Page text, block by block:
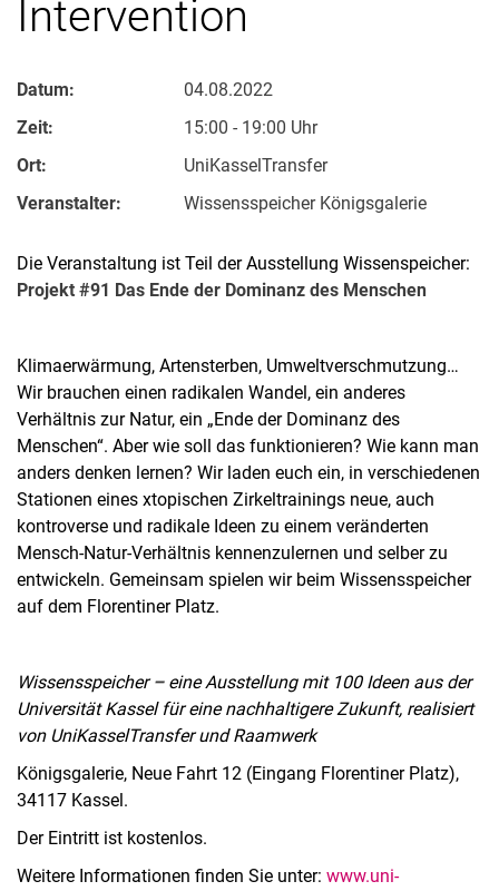
Intervention
Datum:
04.08.2022
Zeit:
15:00 - 19:00 Uhr
Ort:
UniKasselTransfer
Veranstalter:
Wissensspeicher Königsgalerie
Die Veranstaltung ist Teil der Ausstellung Wissenspeicher:
Projekt #91 Das Ende der Dominanz des Menschen
Klimaerwärmung, Artensterben, Umweltverschmutzung…
Wir brauchen einen radikalen Wandel, ein anderes
Verhältnis zur Natur, ein „Ende der Dominanz des
Menschen“. Aber wie soll das funktionieren? Wie kann man
anders denken lernen? Wir laden euch ein, in verschiedenen
Stationen eines xtopischen Zirkeltrainings neue, auch
kontroverse und radikale Ideen zu einem veränderten
Mensch-Natur-Verhältnis kennenzulernen und selber zu
entwickeln. Gemeinsam spielen wir beim Wissensspeicher
auf dem Florentiner Platz.
Wissensspeicher– eine Ausstellung mit 100 Ideen aus der
Universität Kassel für eine nachhaltigere Zukunft, realisiert
von UniKasselTransfer und Raamwerk
Königsgalerie, Neue Fahrt 12 (Eingang Florentiner Platz),
34117 Kassel.
Der Eintritt ist kostenlos.
Weitere Informationen finden Sie unter: www.uni-